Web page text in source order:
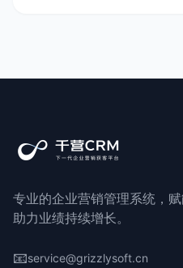
专业的企业营销管理系统，
助力业绩持续增长。
📧service@grizzlysoft.cn